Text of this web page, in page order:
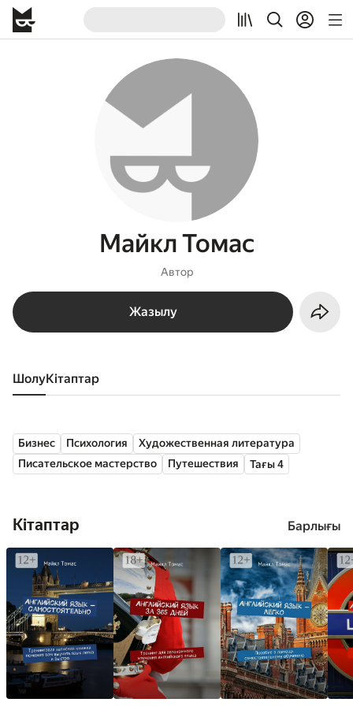
Майкл Томас
Автор
Жазылу
Шолу кітаптар
Бизнес Психология
Художественная литература
Писательское мастерство
Путешествия Тағы 4
Кітаптар Барлығы